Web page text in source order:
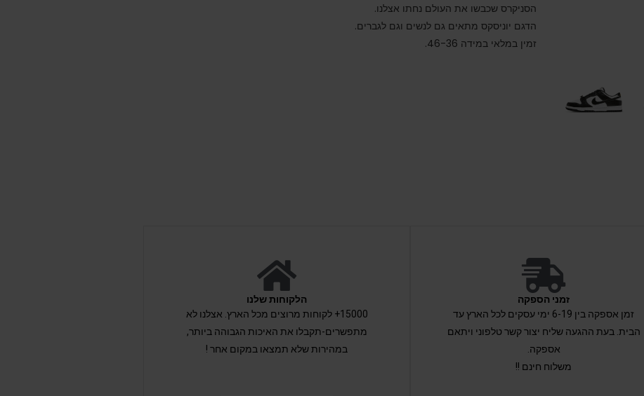
הסניקרס שכבשו את העולם נחתו אצלנו.
הדגם יוניסקס מתאים גם לנשים וגם לגברים.
זמין במלאי במידה 46-36.
זמני הספקה
זמן אספקה בין 6-19 ימי עסקים לכל הארץ עד
הבית. בעת ההגעה שליח יצור קשר טלפוני ויתאם
אספקה.
משלוח חינם !!
הלקוחות שלנו
15000+ לקוחות מרוצים מכל הארץ. אצלנו לא
מתפשרים-תקבלו את האיכות הגבוהה ביותר,
במהירות שלא תמצאו במקום אחר !